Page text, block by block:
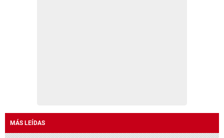
MÁS LEÍDAS